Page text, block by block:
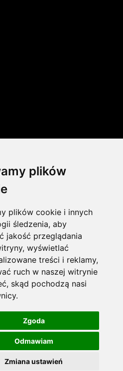
plików
plików cookie i innych
śledzenia, aby
jakość przeglądania
wyświetlać
treści i reklamy,
ruch w naszej witrynie
skąd pochodzą nasi
Zgoda
Odmawiam
Zmiana ustawień
odstapienia od umowy
i formy płatności
364